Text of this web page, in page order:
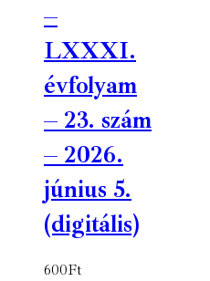
–
LXXXI.
évfolyam
– 23. szám
– 2026.
június 5.
(digitális)
600Ft